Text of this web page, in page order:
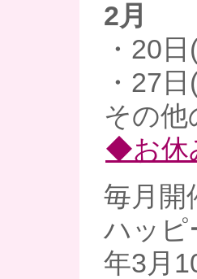
2月
・20
・27
その
◆お休
毎月開
ハッピ
年3月